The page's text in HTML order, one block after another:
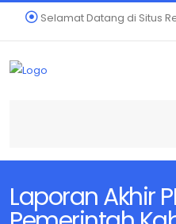
Selamat Datang di Situs
Laporan Akhir